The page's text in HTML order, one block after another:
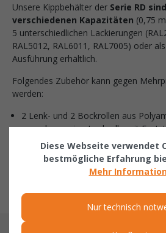
Unsere Kippbehälter der Serie RD
verschiedenen Kapazitäten (0,75
5 unterschiedlichen Lackierungen
RAL5012, RAL6011, RAL7005) oder
Ausführung erhältlich.
Folgendes Zubehör kann gegen
werden:
2 Lenk- und 2 Bockrollen aus
mm, davon eine Lenkrolle mit
öl- und wasserdicht
einstellbare Kippbremse für RD 1000
Anhängevorrichtung mit Deichsel
Diese Webseite verwendet
bestmögliche Erfahrung
Mehr
Nur technisch